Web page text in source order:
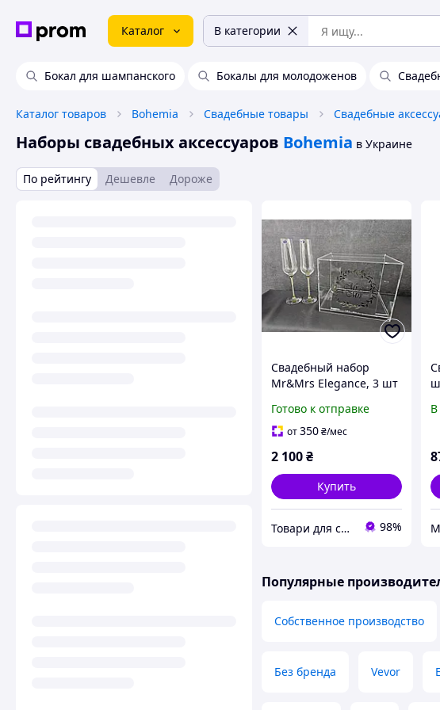
Каталог В категории
Бокал для шампанского Бокалы для молодоженов
Каталог товаров Bohemia Свадебные товары Свадебные
Наборы свадебных аксессуаров Bohemia в Украине
По рейтингу Дешевле Дороже
Свадебный набор
Mr&Mrs Elegance, 3 шт
Готово к отправке
от350₴/мес
2 100₴
Купить
Товари для свята, декору та пакування - інтернет магазин Аладдін 98%
Популярные
Собственное производство
Без бренда Vevor